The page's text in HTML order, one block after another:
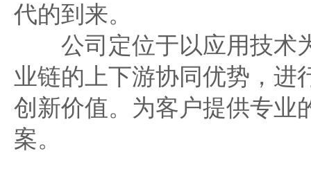
代的到来。
公司定位于以应用技术
业链的上下游协同优势，进
创新价值。为客户提供专业
案。